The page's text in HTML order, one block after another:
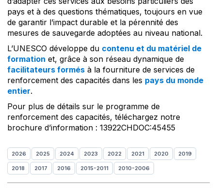
pays et à des questions thématiques, toujours en vue
de garantir l’impact durable et la pérennité des
mesures de sauvegarde adoptées au niveau national.
L’UNESCO développe du contenu et du matériel de
formation et, grâce à son réseau dynamique de
facilitateurs formés à la fourniture de services de
renforcement des capacités dans les pays du monde
entier.
Pour plus de détails sur le programme de
renforcement des capacités, téléchargez notre
brochure d’information : 13922CHDOC:45455
2026 2025 2024 2023 2022 2021 2020 2019
2018 2017 2016 2015-2011 2010-2006